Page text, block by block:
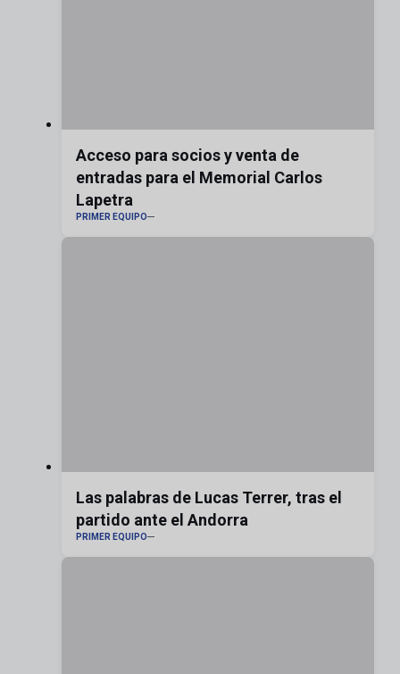
Acceso para socios y venta de
entradas para el Memorial Carlos
Lapetra
PRIMER EQUIPO
Las palabras de Lucas Terrer, tras el
partido ante el Andorra
PRIMER EQUIPO